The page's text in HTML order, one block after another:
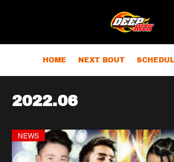
HOME NEXT BOUT
2022.06
NEWS